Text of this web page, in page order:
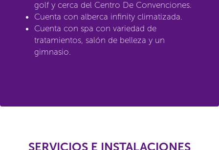
golf y cerca del Centro De Convenciones.
Cuenta con alberca infinity climatizada.
Cuenta con spa con variedad de
tratamientos, salón de belleza y un
gimnasio.
SERVICIOS E INSTALACIONES